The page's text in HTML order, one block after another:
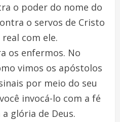
o poder do nome do
o servos de Cristo
com ele.
os enfermos. No
vimos os apóstolos
por meio do seu
invocá-lo com a fé
glória de Deus.